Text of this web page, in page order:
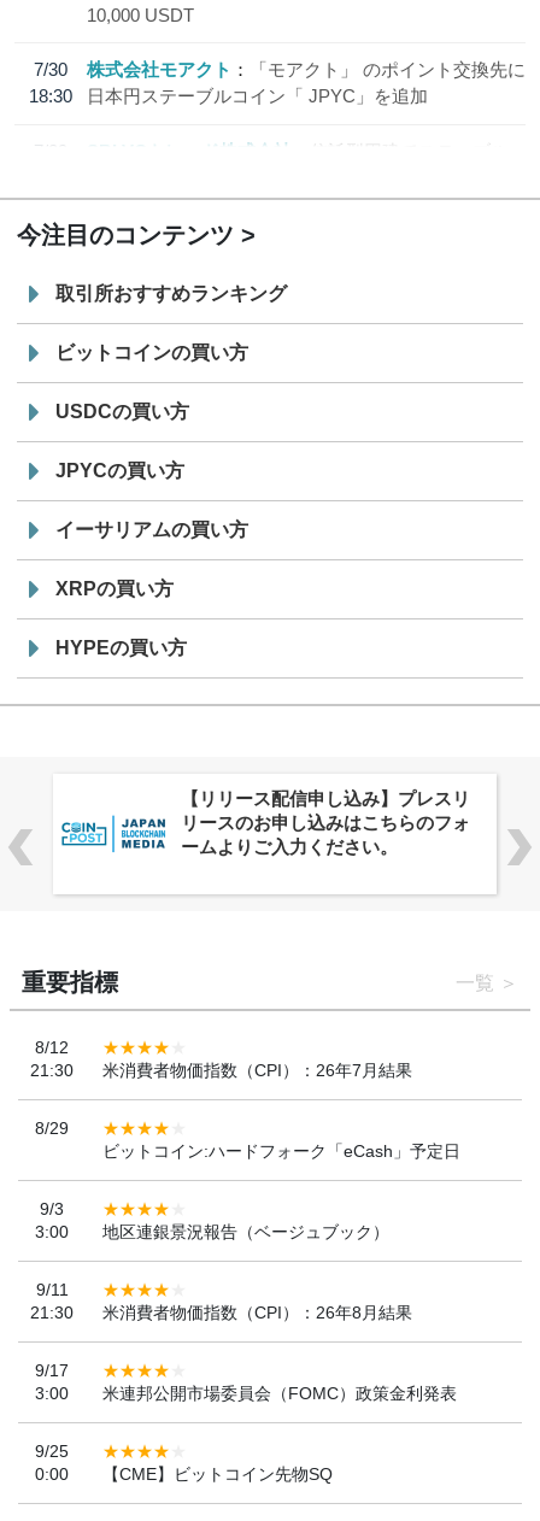
10,000 USDT
7/30
18:30
株式会社モアクト
「モアクト」 のポイント交換先に
日本円ステーブルコイン「 JPYC」を追加
7/29
SBI VCトレード株式会社
信託型円建てステーブル
今注目のコンテンツ
取引所おすすめランキング
ビットコインの買い方
USDCの買い方
JPYCの買い方
イーサリアムの買い方
XRPの買い方
HYPEの買い方
株式会社PlnX、アジア最大級のグロ
ーバルWeb3カンファレンス
「WebX2026」とのコラボレーショ
重要指標 一覧
8/12
21:30
米消費者物価指数（CPI）：26年7月結果
8/29
ビットコイン:ハードフォーク「eCash」予定日
9/3
3:00
地区連銀景況報告（ベージュブック）
9/11
21:30
米消費者物価指数（CPI）：26年8月結果
9/17
3:00
米連邦公開市場委員会（FOMC）政策金利発表
9/25
0:00
【CME】ビットコイン先物SQ